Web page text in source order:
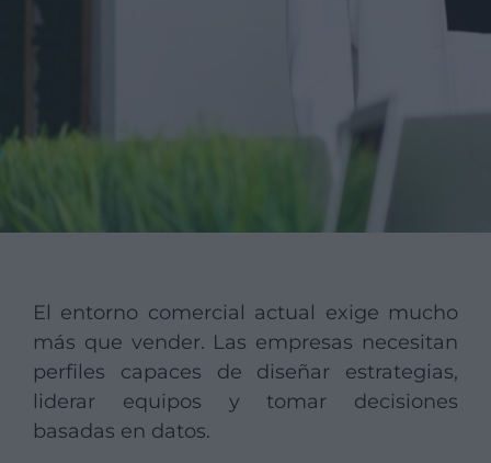
El entorno comercial actual exige mucho
más que vender. Las empresas necesitan
perfiles capaces de diseñar estrategias,
liderar equipos y tomar decisiones
basadas en datos.